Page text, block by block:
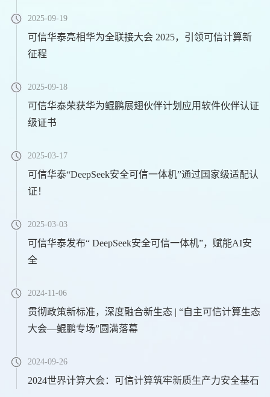
2025-09-19
可信华泰亮相华为全联接大会 2025，引领可信计算新
征程
2025-09-18
可信华泰荣获华为鲲鹏展翅伙伴计划应用软件伙伴认证
级证书
2025-03-17
可信华泰“DeepSeek安全可信一体机”通过国家级适配认
证！
2025-03-03
可信华泰发布“ DeepSeek安全可信一体机”，赋能AI安
全
2024-11-06
贯彻政策新标准，深度融合新生态 | “自主可信计算生态
大会—鲲鹏专场”圆满落幕
2024-09-26
2024世界计算大会：可信计算筑牢新质生产力安全基石